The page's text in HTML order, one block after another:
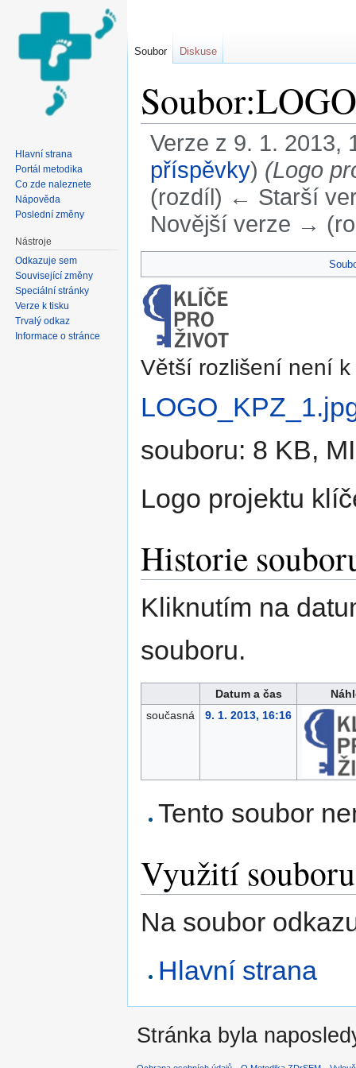
Verze z 9. 1. 2013,
příspěvky) (Logo
(rozdíl) ← Starší
Novější verze →
Větší rozlišení není k
souboru: 8 KB,
Logo projektu
Historie
Kliknutím na
souboru.
Datum a čas
současná
9. 1. 2013, 16:16
Tento soubor
Využití souboru
Na soubor
Hlavní strana
Soubor Diskuse
Hlavní strana
Portál metodika
Co zde naleznete
Nápověda
Poslední změny
Nástroje
Odkazuje sem
Související změny
Speciální stránky
Verze k tisku
Trvalý odkaz
Informace o stránce
Stránka byla